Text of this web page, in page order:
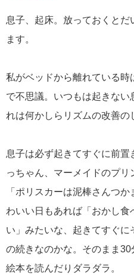
息子、起床。放っておくとだ
ます。
私がベッドから離れている
で不思議。いつもは起きない
れは何かしらリズムの改善の
息子は必ず起きてすぐに前
っちゃん、マーメイドのプ
「ポリスカーは泥棒さんつ
わいい日もあれば「おかし
い」みたいな、起きてすぐ
の続きなのかな。そのまま
絵本を読んだりダラダラ。